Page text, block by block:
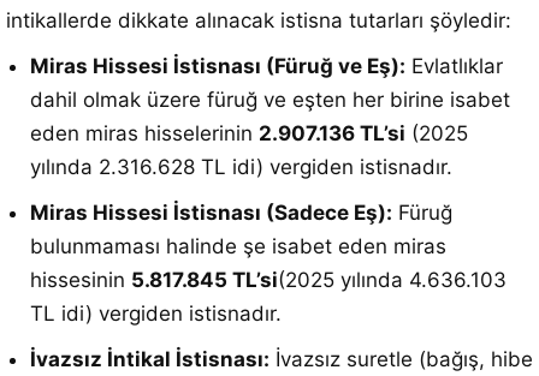
intikallerde dikkate alınacak istisna tutarları şöyledir:
Miras Hissesi İstisnası (Füruğ ve Eş): Evlatlıklar
dahil olmak üzere füruğ ve eşten her birine isabet
eden miras hisselerinin 2.907.136 TL’si (2025
yılında 2.316.628 TL idi) vergiden istisnadır.
Miras Hissesi İstisnası (Sadece Eş): Füruğ
bulunmaması halinde şe isabet eden miras
hissesinin 5.817.845 TL’si(2025 yılında 4.636.103
TL idi) vergiden istisnadır.
İvazsız İntikal İstisnası: İvazsız suretle (bağış, hibe